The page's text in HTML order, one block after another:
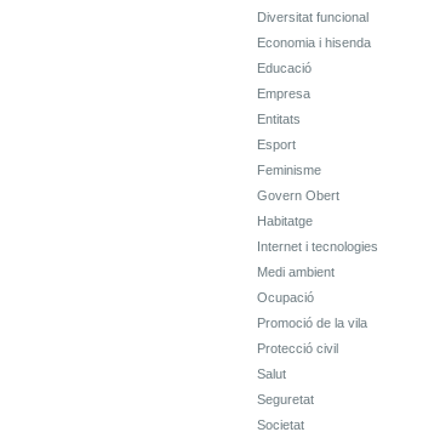
Diversitat funcional
Economia i hisenda
Educació
Empresa
Entitats
Esport
Feminisme
Govern Obert
Habitatge
Internet i tecnologies
Medi ambient
Ocupació
Promoció de la vila
Protecció civil
Salut
Seguretat
Societat